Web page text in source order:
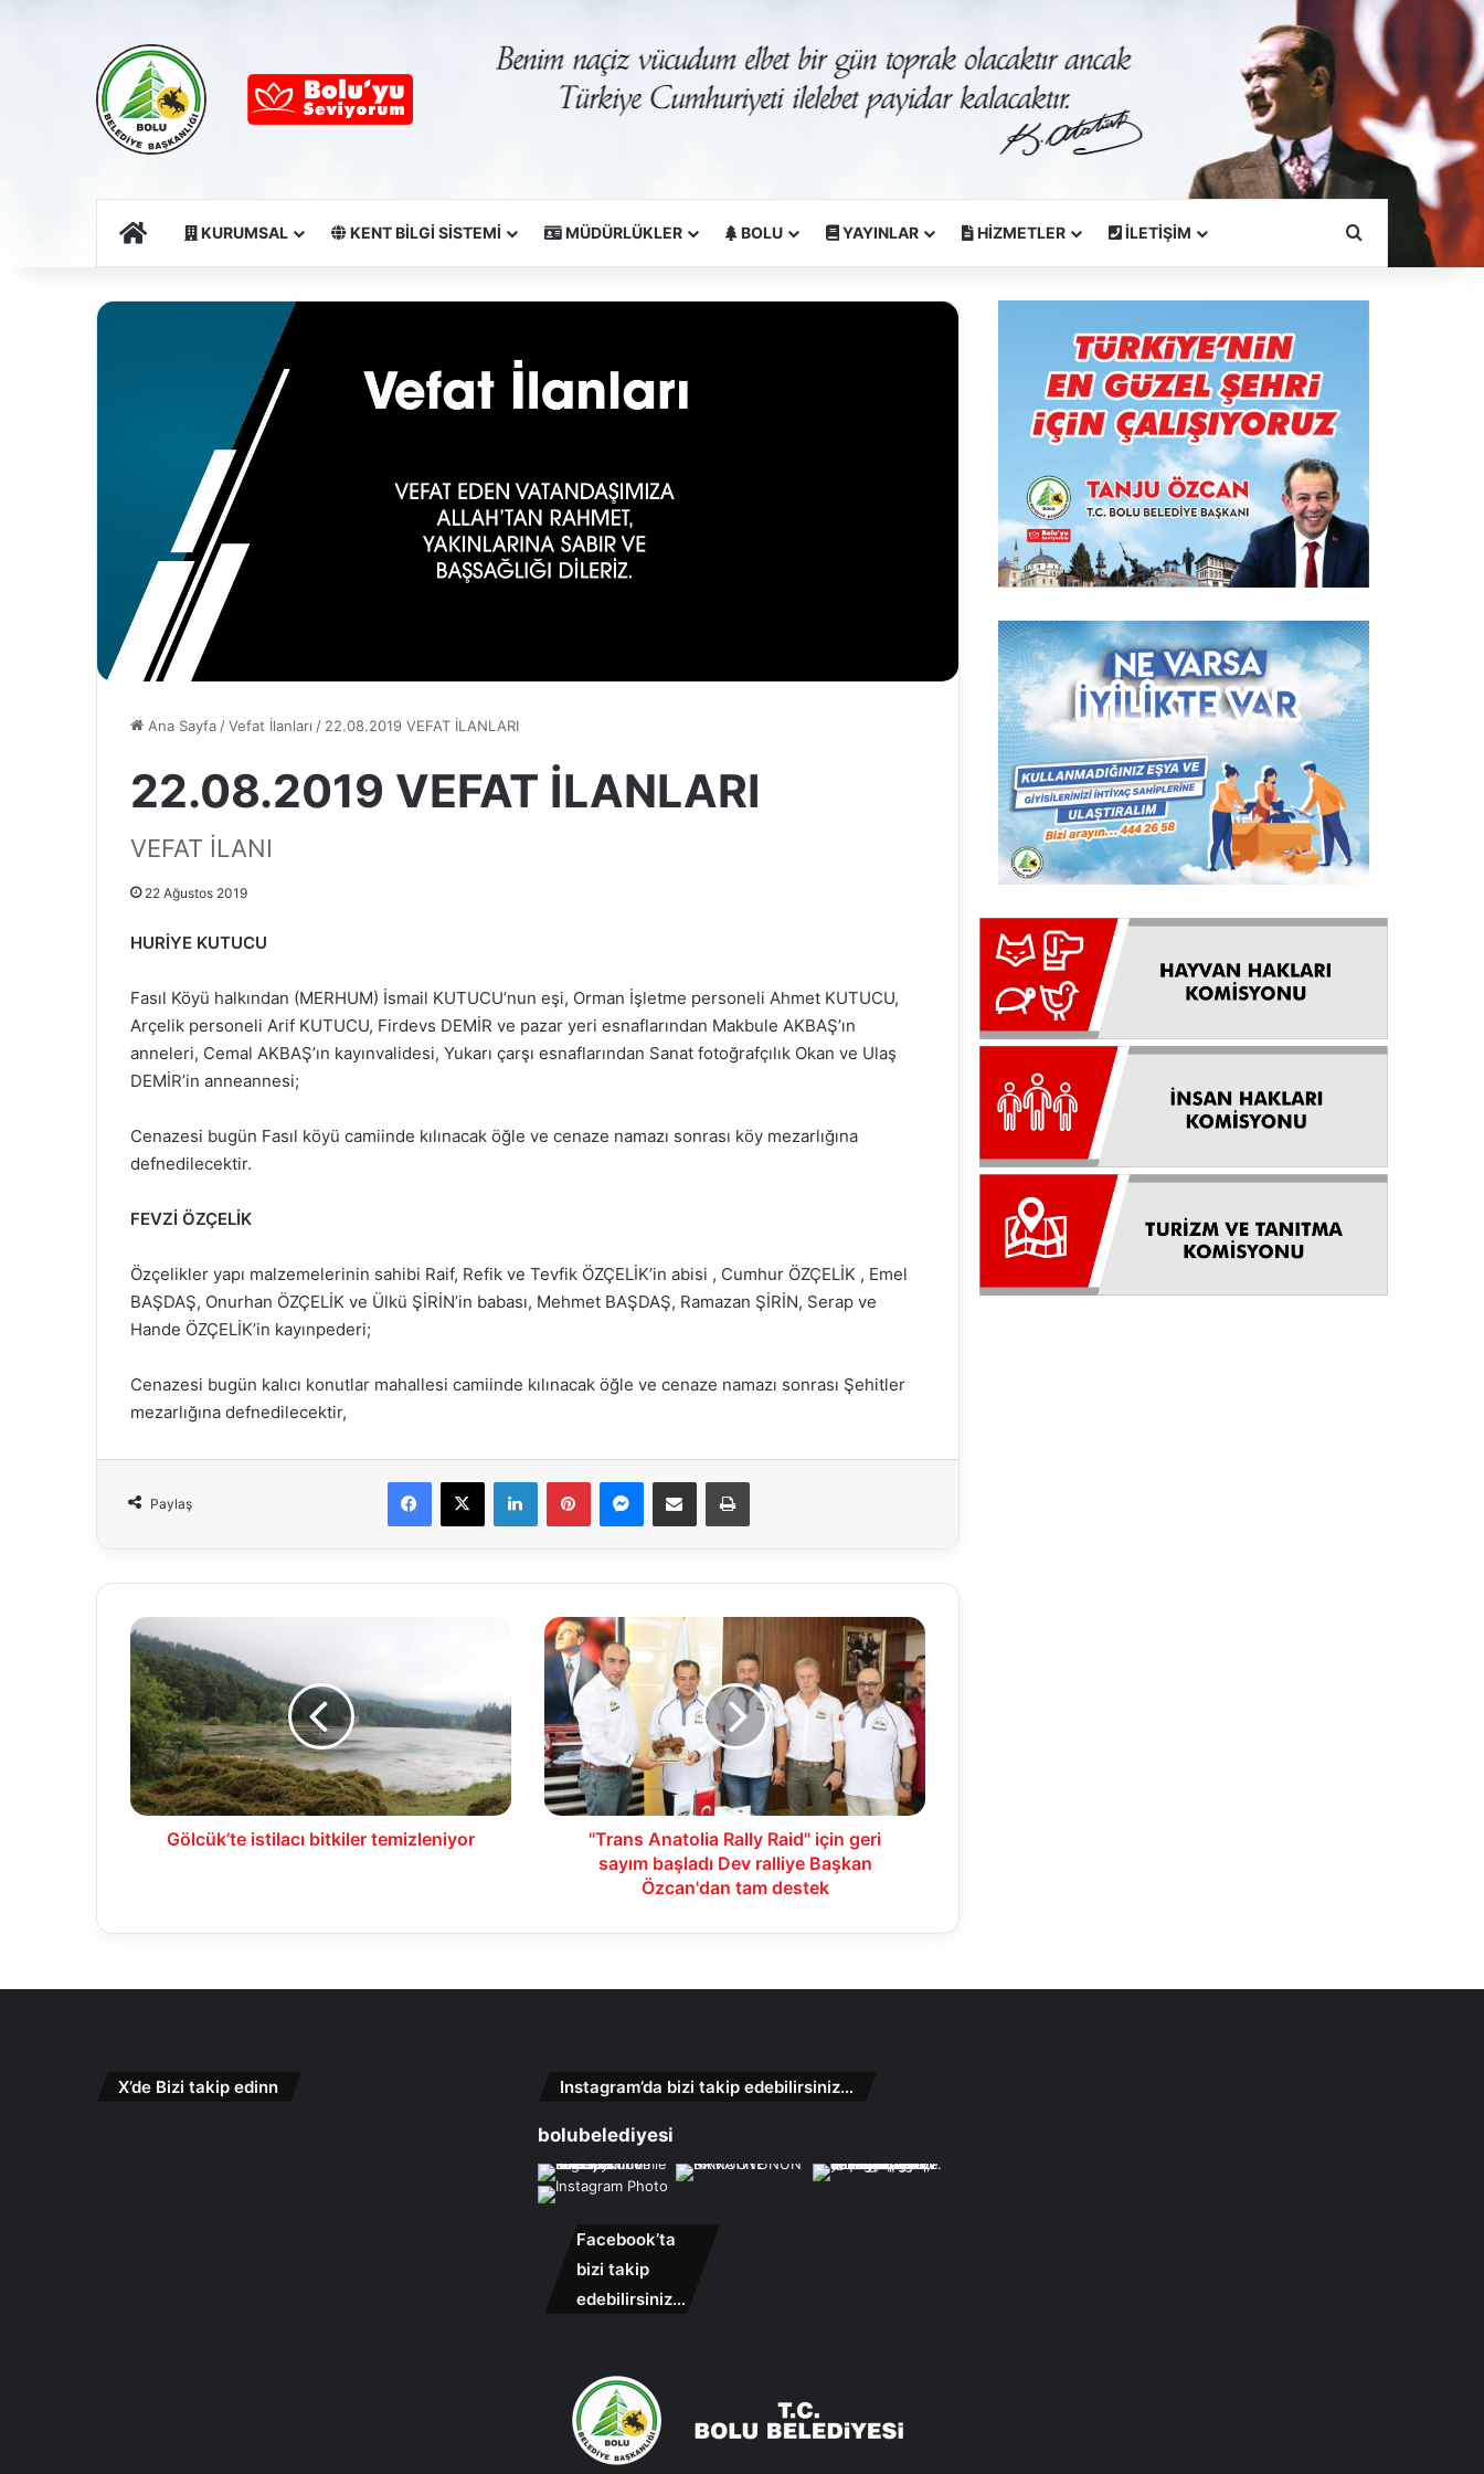
Ana SayfaKURUMSAL KENT BİLGİ SİSTEMİ MÜDÜRLÜKLER BOLU YAYINLAR HİZMETLER İLETİŞİM Arama Yapın
Ana Sayfa/Vefat İlanları / 22.08.2019 VEFAT İLANLARI
22.08.2019 VEFAT İLANLARI
VEFAT İLANI
22 Ağustos 2019
HURİYE KUTUCU
Fasıl Köyü halkından (MERHUM) İsmail KUTUCU’nun eşi, Orman İşletme personeli Ahmet KUTUCU,
Arçelik personeli Arif KUTUCU, Firdevs DEMİR ve pazar yeri esnaflarından Makbule AKBAŞ’ın
anneleri, Cemal AKBAŞ’ın kayınvalidesi, Yukarı çarşı esnaflarından Sanat fotoğrafçılık Okan ve Ulaş
DEMİR’in anneannesi;
Cenazesi bugün Fasıl köyü camiinde kılınacak öğle ve cenaze namazı sonrası köy mezarlığına
defnedilecektir.
FEVZİ ÖZÇELİK
Özçelikler yapı malzemelerinin sahibi Raif, Refik ve Tevfik ÖZÇELİK’in abisi , Cumhur ÖZÇELİK , Emel
BAŞDAŞ, Onurhan ÖZÇELİK ve Ülkü ŞİRİN’in babası, Mehmet BAŞDAŞ, Ramazan ŞİRİN, Serap ve
Hande ÖZÇELİK’in kayınpederi;
Cenazesi bugün kalıcı konutlar mahallesi camiinde kılınacak öğle ve cenaze namazı sonrası Şehitler
mezarlığına defnedilecektir,
Paylaş
Facebook
X LinkedInPinterestMessenger
E-Mail ile paylaş Yazdır
Gölcük’te
istilacı
bitkiler
temizleniyor
Gölcük’te istilacı bitkiler temizleniyor
"Trans
Anatolia
Rally
Raid"
için
geri
sayım
başladı
Dev
destek
"Trans Anatolia Rally Raid" için geri
sayım başladı Dev ralliye Başkan
Özcan'dan tam destek
X’de Bizi takip edinn Instagram’da bizi takip edebilirsiniz…
bolubelediyesi
Facebook’ta
bizi takip
edebilirsiniz…